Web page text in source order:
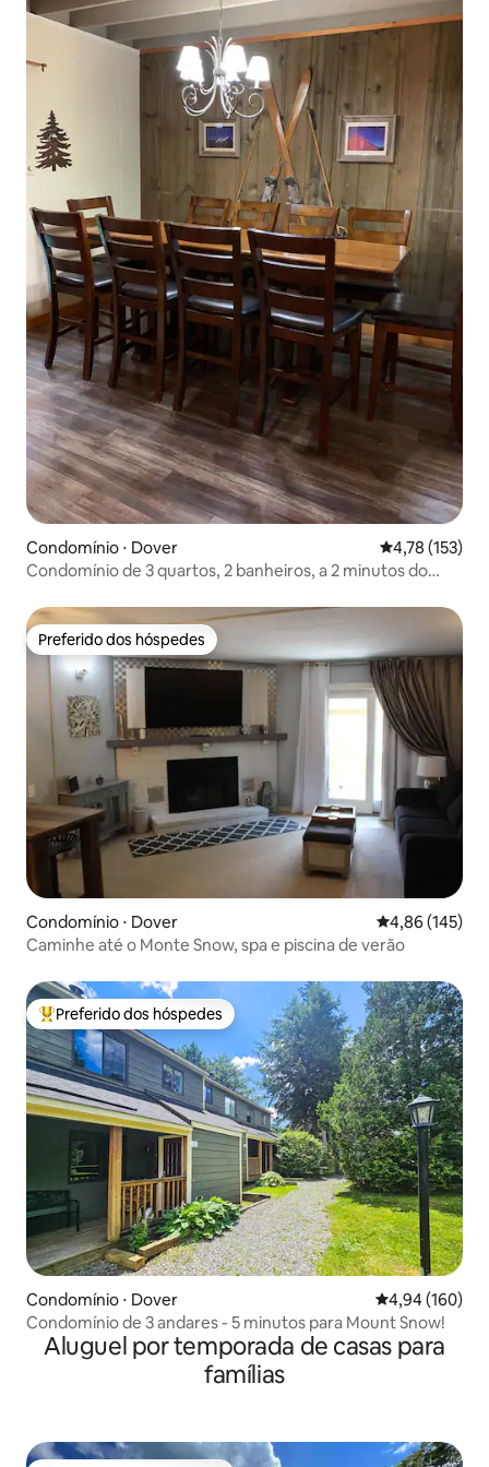
Condomínio ⋅ Dover 4,78 de uma
4,78 (153)
Condomínio de 3 quartos, 2 banheiros, a 2 minutos do
Preferido dos hóspedes
Preferido dos hóspedes
Condomínio ⋅ Dover 4,86 de uma
4,86 (145)
Caminhe até o Monte Snow, spa e piscina de verão
Entre os melhores preferidos dos hóspedes
Preferido dos hóspedes
Condomínio ⋅ Dover 4,94 de uma
4,94 (160)
Condomínio de 3 andares - 5 minutos para Mount Snow!
Aluguel por temporada de casas para
famílias